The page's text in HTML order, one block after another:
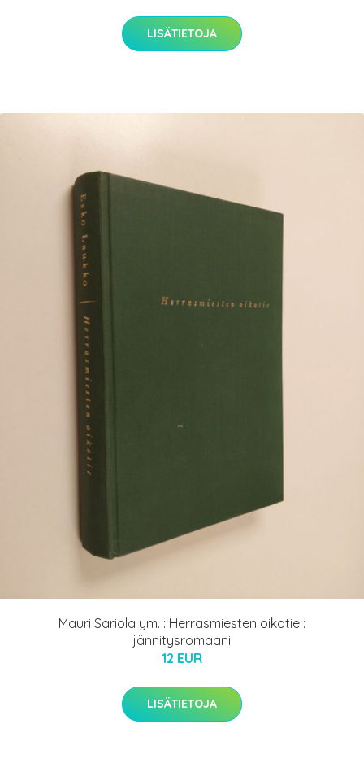
LISÄTIETOJA
Mauri Sariola ym. : Herrasmiesten oikotie :
jännitysromaani
12 EUR
LISÄTIETOJA